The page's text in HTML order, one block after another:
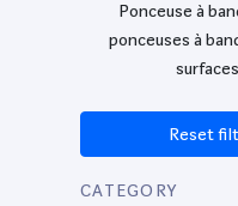
Ponceuse à
ponceuses à
Reset
CATEGORY